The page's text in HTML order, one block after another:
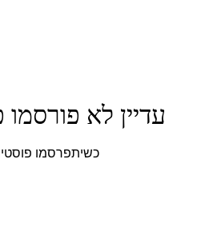
עדיין לא
כשיתפרסמו